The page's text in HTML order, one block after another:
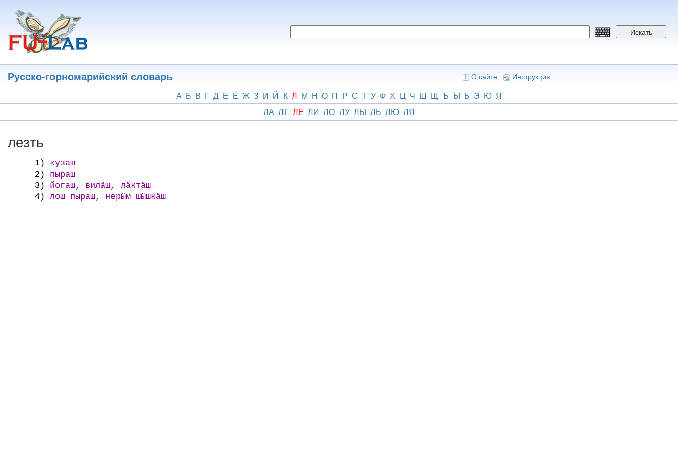
основному
содержанию
Искать
Русско-горномарийский словарь О сайте Инструкция
А Б В Г Д Е Ё Ж З И Й К Л М Н О П Р С Т У Ф Х Ц Ч Ш Щ Ъ Ы Ь Э Ю Я
ЛА ЛГ ЛЕ ЛИ ЛО ЛУ ЛЫ ЛЬ ЛЮ ЛЯ
лезть
1)
кузаш
2)
пыраш
3)
йогаш, вилӓш, лӓктӓш
4)
лош пыраш, нерӹм шӹшкӓш